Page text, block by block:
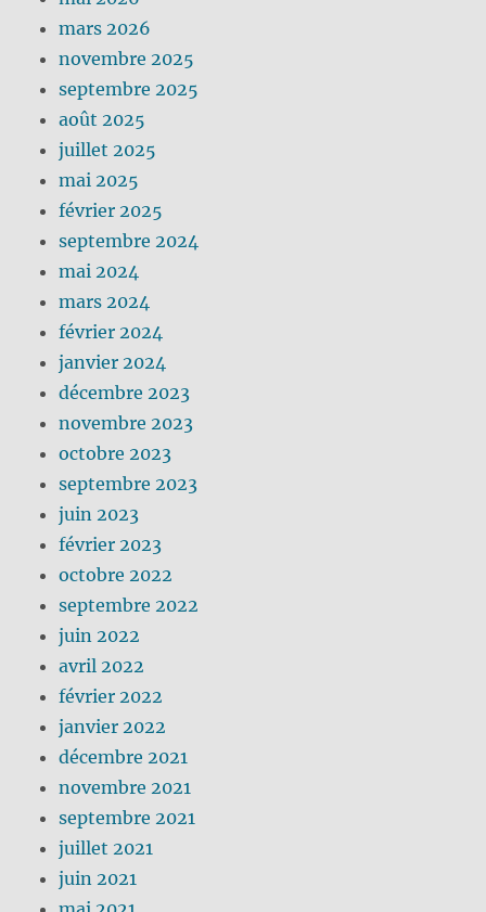
mars 2026
novembre 2025
septembre 2025
août 2025
juillet 2025
mai 2025
février 2025
septembre 2024
mai 2024
mars 2024
février 2024
janvier 2024
décembre 2023
novembre 2023
octobre 2023
septembre 2023
juin 2023
février 2023
octobre 2022
septembre 2022
juin 2022
avril 2022
février 2022
janvier 2022
décembre 2021
novembre 2021
septembre 2021
juillet 2021
juin 2021